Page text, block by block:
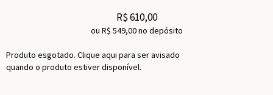
R$610,00
ou R$ 549,00no depósito
Produto esgotado. Clique aqui para ser avisado
quando o produto estiver disponível.